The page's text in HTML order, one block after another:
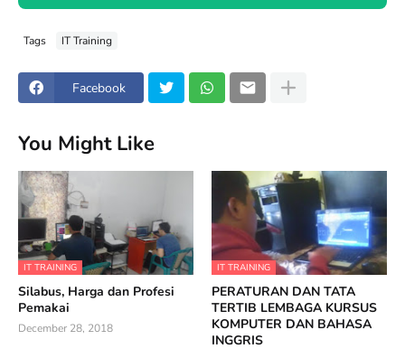
Tags IT Training
Facebook
You Might Like
IT TRAINING
Silabus, Harga dan Profesi
Pemakai
December 28, 2018
IT TRAINING
PERATURAN DAN TATA
TERTIB LEMBAGA KURSUS
KOMPUTER DAN BAHASA
INGGRIS